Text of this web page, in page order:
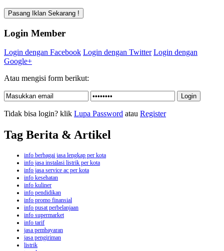
Login Member
Login dengan Facebook Login dengan Twitter Login dengan
Google+
Atau mengisi form berikut:
Tidak bisa login? klik Lupa Password atau Register
Tag Berita & Artikel
info berbagai jasa lengkap per kota
info jasa instalasi listrik per kota
info jasa service ac per kota
info kesehatan
info kuliner
info pendidikan
info promo finansial
info pusat perbelanjaan
info supermarket
info tarif
jasa pembayaran
jasa pengiriman
listrik